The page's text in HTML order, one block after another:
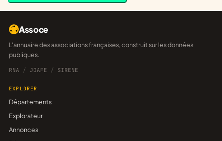
Assoce
L'annuaire des associations françaises, construit sur les données
publiques.
RNA / JOAFE / SIRENE
EXPLORER
Départements
Explorateur
Annonces